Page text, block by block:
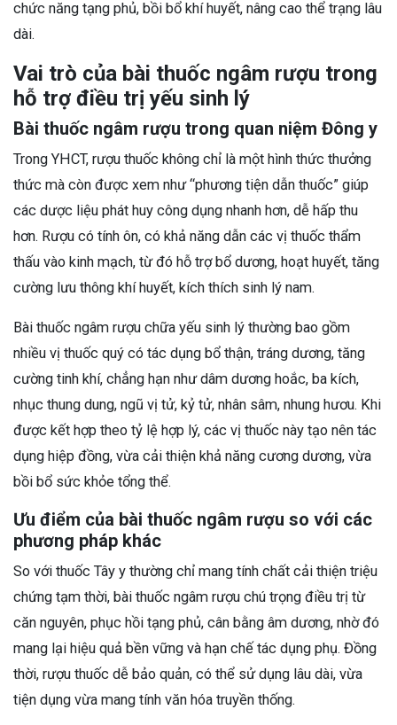
chức năng tạng phủ, bồi bổ khí huyết, nâng cao thể trạng lâu
dài.
Vai trò của bài thuốc ngâm rượu trong
hỗ trợ điều trị yếu sinh lý
Bài thuốc ngâm rượu trong quan niệm Đông y
Trong YHCT, rượu thuốc không chỉ là một hình thức thưởng
thức mà còn được xem như “phương tiện dẫn thuốc” giúp
các dược liệu phát huy công dụng nhanh hơn, dễ hấp thu
hơn. Rượu có tính ôn, có khả năng dẫn các vị thuốc thẩm
thấu vào kinh mạch, từ đó hỗ trợ bổ dương, hoạt huyết, tăng
cường lưu thông khí huyết, kích thích sinh lý nam.
Bài thuốc ngâm rượu chữa yếu sinh lý thường bao gồm
nhiều vị thuốc quý có tác dụng bổ thận, tráng dương, tăng
cường tinh khí, chẳng hạn như dâm dương hoắc, ba kích,
nhục thung dung, ngũ vị tử, kỷ tử, nhân sâm, nhung hươu. Khi
được kết hợp theo tỷ lệ hợp lý, các vị thuốc này tạo nên tác
dụng hiệp đồng, vừa cải thiện khả năng cương dương, vừa
bồi bổ sức khỏe tổng thể.
Ưu điểm của bài thuốc ngâm rượu so với các
phương pháp khác
So với thuốc Tây y thường chỉ mang tính chất cải thiện triệu
chứng tạm thời, bài thuốc ngâm rượu chú trọng điều trị từ
căn nguyên, phục hồi tạng phủ, cân bằng âm dương, nhờ đó
mang lại hiệu quả bền vững và hạn chế tác dụng phụ. Đồng
thời, rượu thuốc dễ bảo quản, có thể sử dụng lâu dài, vừa
tiện dụng vừa mang tính văn hóa truyền thống.